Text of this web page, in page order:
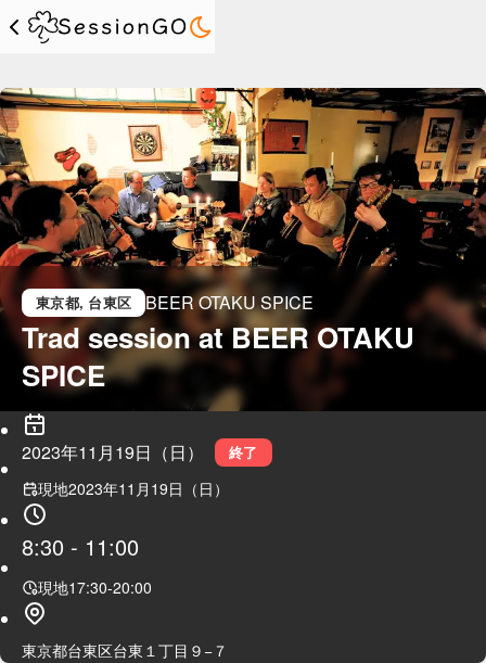
東京都, 台東区 BEER OTAKU SPICE
Trad session at BEER OTAKU
SPICE
2023年11月19日（日） 終了
現地2023年11月19日（日）
8:30 - 11:00
現地17:30-20:00
東京都台東区台東１丁目９−７